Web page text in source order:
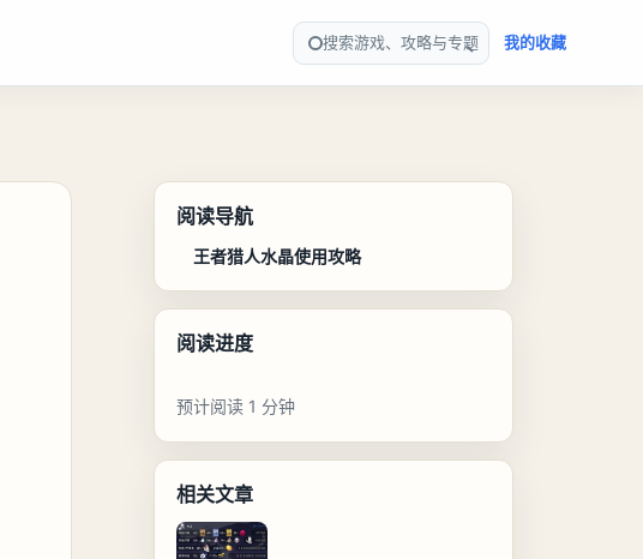
搜索游戏、攻略与专题 我的收藏
阅读导航
王者猎人水晶使用攻略
阅读进度
预计阅读 1 分钟
相关文章